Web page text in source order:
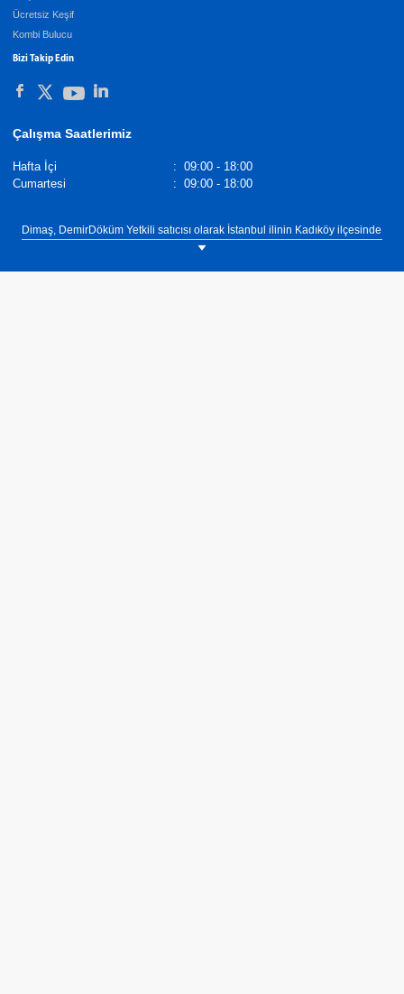
Ücretsiz Keşif
Kombi Bulucu
Bizi Takip Edin
Çalışma Saatlerimiz
Hafta İçi : 09:00 - 18:00
Cumartesi
: 09:00 - 18:00
Dimaş, DemirDöküm Yetkili satıcısı olarak İstanbul ilinin Kadıköy ilçesinde
müşterilerimize ısıtma, sıcak su ve soğutma ihtiyaçlarına yönelik çözümler